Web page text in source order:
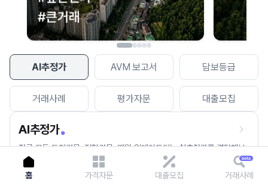
AI추정가 AVM 보고서 담보등급
거래사례 평가자문 대출모집
AI추정가
전국 모든 토지건물, 집합건물, 매월 업데이트되는 AI추정가를 경험해보
세요.
홈 가격자문 대출모집 거래사례